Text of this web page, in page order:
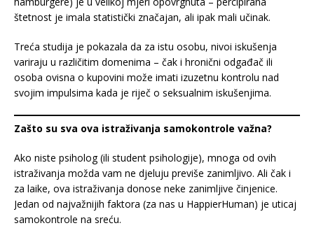
štetnost je imala statistički značajan, ali ipak mali učinak.
Treća studija je pokazala da za istu osobu, nivoi iskušenja
variraju u različitim domenima – čak i hronični odgađač ili
osoba ovisna o kupovini može imati izuzetnu kontrolu nad
svojim impulsima kada je riječ o seksualnim iskušenjima.
Zašto su sva ova istraživanja samokontrole važna?
Ako niste psiholog (ili student psihologije), mnoga od ovih
istraživanja možda vam ne djeluju previše zanimljivo. Ali čak i
za laike, ova istraživanja donose neke zanimljive činjenice.
Jedan od najvažnijih faktora (za nas u HappierHuman) je uticaj
samokontrole na sreću.